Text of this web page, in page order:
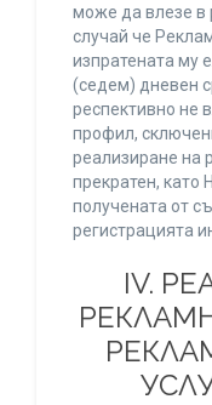
може да влезе в
случай че
изпратената му
(седем) дневен
респективно не
профил,
реализиране на
прекратен, като
получената от
регистрацията
IV.